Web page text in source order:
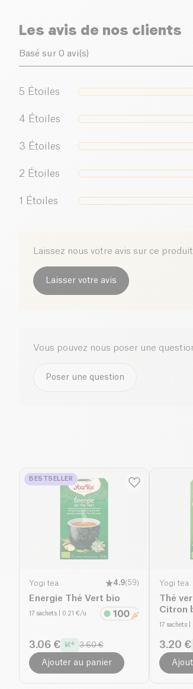
Les avis de nos clients
Basé sur 0 avi(s)
5 Étoiles
4 Étoiles
3 Étoiles
2 Étoiles
1 Étoiles
Laissez nous votre avis sur ce produit.
Laisser votre avis
Vous pouvez nous poser une
Poser une question
BESTSELLER
Yogi tea 4.9(59)
Energie Thé Vert bio
17 sachets | 0.21 €/u
3.06 € 3.60 €
Ajouter au panier
Yogi tea
Thé
17 sachets
3.20 €